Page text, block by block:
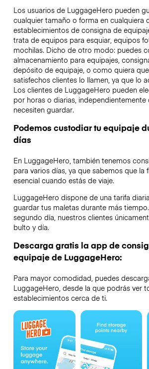
Los usuarios de LuggageHero pueden
cualquier tamaño o forma en cualquiera
establecimientos de consigna de
trata de equipos para esquiar, equipos
mochilas. Dicho de otro modo: puedes
almacenamiento para equipajes,
depósito de equipaje, o como quiera
satisfechos clientes lo llamen, ya que lo
Los clientes de LuggageHero pueden
por horas o diarias, independientemente
necesiten guardar.
Podemos custodiar tu equipaje
días
En LuggageHero, también tenemos
para varios días, ya que sabemos que la
esencial cuando estás de viaje.
LuggageHero dispone de una tarifa
guardar tus maletas durante más
segundo día, nuestros clientes
bulto y día.
Descarga gratis la app de
equipaje de LuggageHero:
Para mayor comodidad, puedes
LuggageHero, desde la que podrás ver
establecimientos cerca de ti.